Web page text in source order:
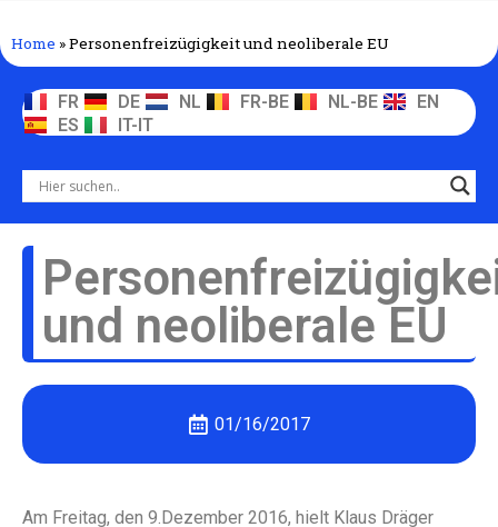
Home »Personenfreizügigkeit und neoliberale EU
FR DE NL FR-BE NL-BE
EN
ES
IT-IT
und neoliberale EU
01/16/2017
Am Freitag, den 9.Dezember 2016, hielt Klaus Dräger